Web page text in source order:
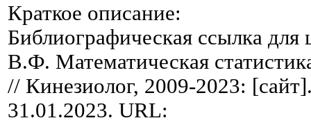
Краткое описание:
Библиографическая ссылка
В.Ф. Математическая
// Кинезиолог, 2009-2023:
31.01.2023. URL: